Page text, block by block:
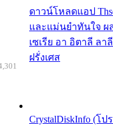
ดาวน์โหลดแอป
และแม่นยำทันใจ ผ
เซเรีย อา อิตาลี ลา
ฝรั่งเศส
CrystalDiskInfo (โป